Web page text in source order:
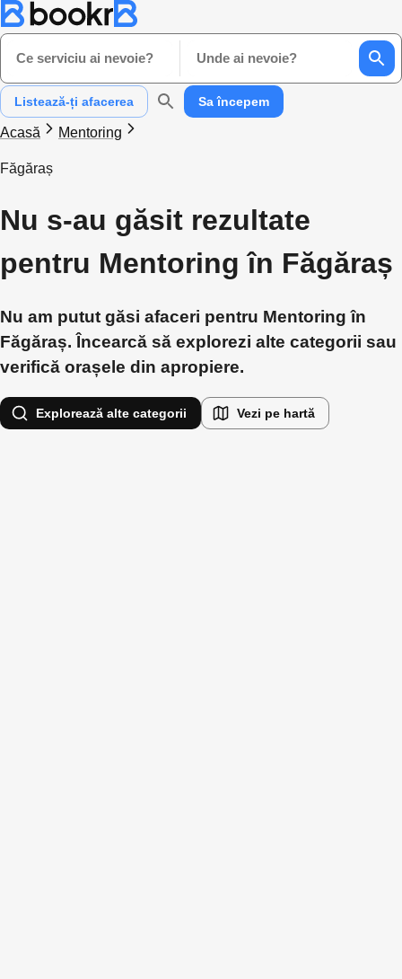
Ce serviciu ai nevoie? Unde ai nevoie?
Listează-ți afacerea Sa începem
Acasă Mentoring
Făgăraș
Nu s-au găsit rezultate
pentru Mentoring în Făgăraș
Nu am putut găsi afaceri pentru Mentoring în
Făgăraș. Încearcă să explorezi alte categorii sau
verifică orașele din apropiere.
Explorează alte categorii Vezi pe hartă